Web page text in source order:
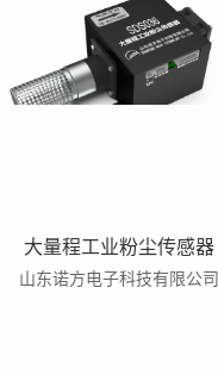
大量程工业粉尘传感器
山东诺方电子科技有限公司